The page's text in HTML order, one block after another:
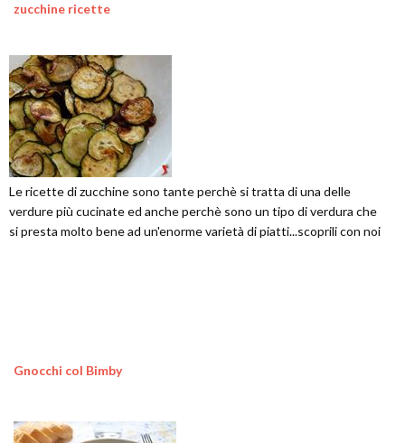
zucchine ricette
Le ricette di zucchine sono tante perchè si tratta di una delle
verdure più cucinate ed anche perchè sono un tipo di verdura che
si presta molto bene ad un'enorme varietà di piatti...scoprili con noi
Gnocchi col Bimby